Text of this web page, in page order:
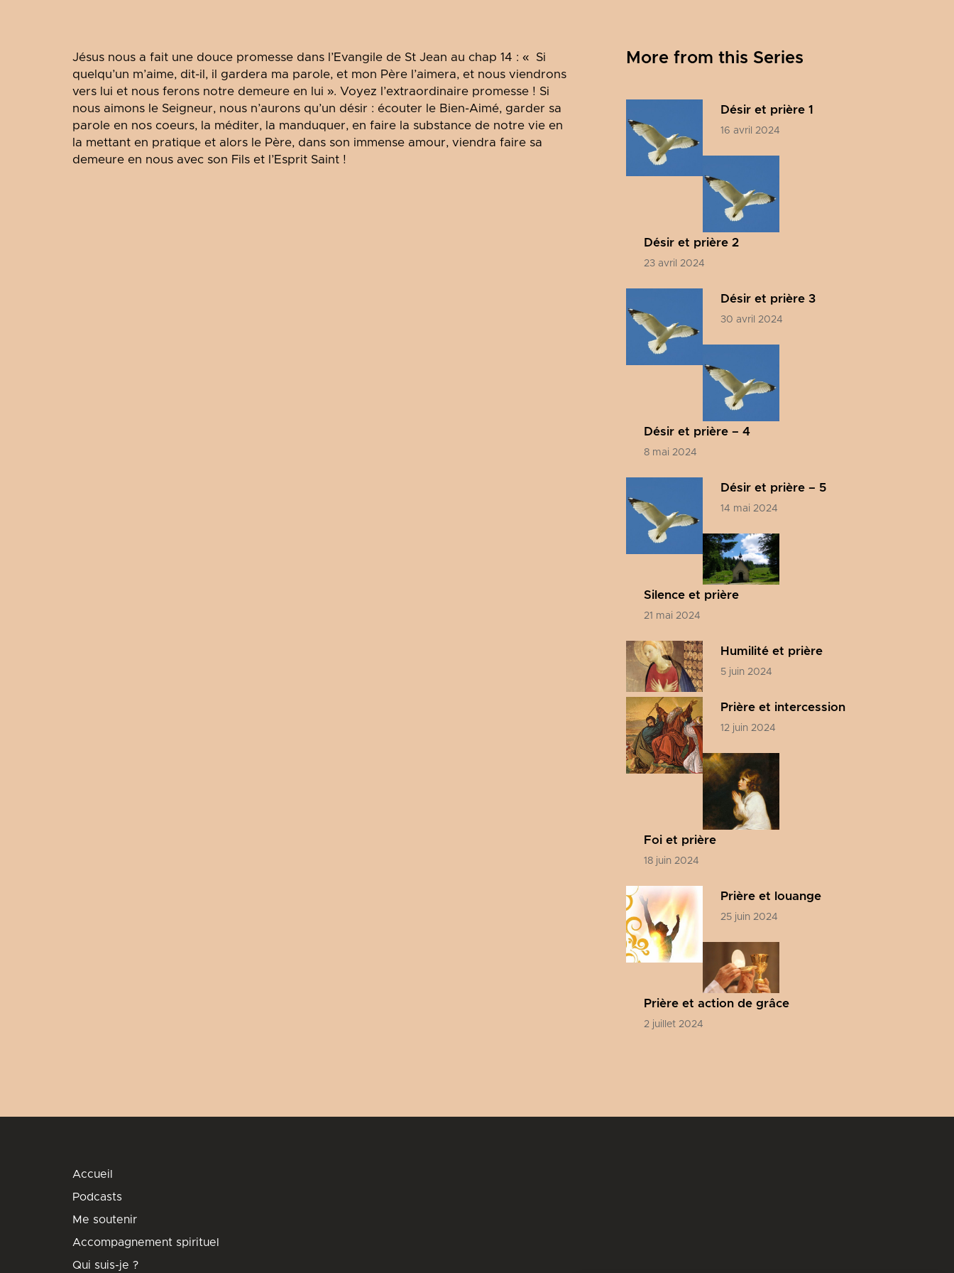
Jésus nous a fait une douce promesse dans l’Evangile de St Jean au chap 14 : « Si
quelqu’un m’aime, dit-il, il gardera ma parole, et mon Père l’aimera, et nous viendrons
vers lui et nous ferons notre demeure en lui ». Voyez l’extraordinaire promesse ! Si
nous aimons le Seigneur, nous n’aurons qu’un désir : écouter le Bien-Aimé, garder sa
parole en nos coeurs, la méditer, la manduquer, en faire la substance de notre vie en
la mettant en pratique et alors le Père, dans son immense amour, viendra faire sa
demeure en nous avec son Fils et l’Esprit Saint !
More from this Series
Désir et prière 1
16 avril 2024
Désir et prière 2
23 avril 2024
Désir et prière 3
30 avril 2024
Désir et prière – 4
8 mai 2024
Désir et prière – 5
14 mai 2024
Silence et prière
21 mai 2024
Humilité et prière
5 juin 2024
Prière et intercession
12 juin 2024
Foi et prière
18 juin 2024
Prière et louange
25 juin 2024
Prière et action de grâce
2 juillet 2024
Accueil
Podcasts
Me soutenir
Accompagnement spirituel
Qui suis-je ?